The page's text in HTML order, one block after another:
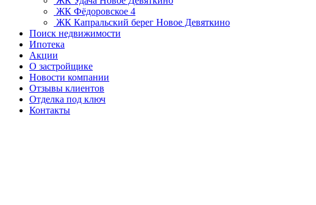
ЖК Фёдоровское 4
ЖК Капральский берег Новое Девяткино
Поиск недвижимости
Ипотека
Акции
О застройщике
Новости компании
Отзывы клиентов
Отделка под ключ
Контакты